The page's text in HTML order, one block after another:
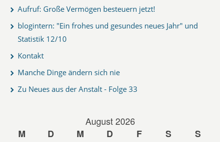
Aufruf: Große Vermögen besteuern jetzt!
blogintern: "Ein frohes und gesundes neues Jahr" und
Statistik 12/10
Kontakt
Manche Dinge ändern sich nie
Zu Neues aus der Anstalt - Folge 33
August 2026
M
D M D F S
S